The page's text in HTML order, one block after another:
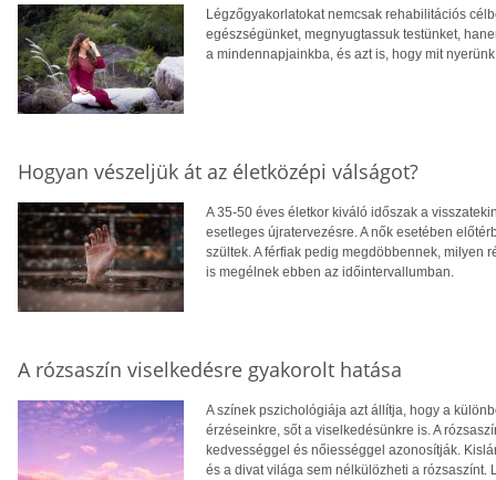
Légzőgyakorlatokat nemcsak rehabilitációs
egészségünket, megnyugtassuk testünket,
a mindennapjainkba, és azt is, hogy mit
Hogyan vészeljük át az életközépi válságot?
A 35-50 éves életkor kiváló időszak a
esetleges újratervezésre. A nők esetében
szültek. A férfiak pedig megdöbbennek, milyen
is megélnek ebben az időintervallumban.
A rózsaszín viselkedésre gyakorolt hatása
A színek pszichológiája azt állítja, hogy a
érzéseinkre, sőt a viselkedésünkre is. A
kedvességgel és nőiességgel azonosítják.
és a divat világa sem nélkülözheti a rózsaszínt.